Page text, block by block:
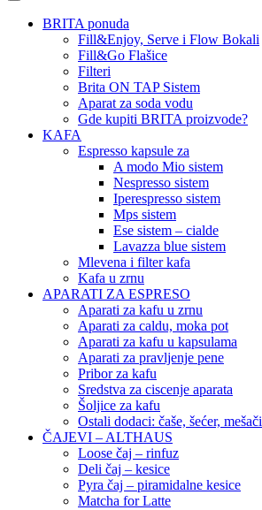
BRITA ponuda
Fill&Enjoy, Serve i Flow Bokali
Fill&Go Flašice
Filteri
Brita ON TAP Sistem
Aparat za soda vodu
Gde kupiti BRITA proizvode?
KAFA
Espresso kapsule za
A modo Mio sistem
Nespresso sistem
Iperespresso sistem
Mps sistem
Ese sistem – cialde
Lavazza blue sistem
Mlevena i filter kafa
Kafa u zrnu
APARATI ZA ESPRESO
Aparati za kafu u zrnu
Aparati za caldu, moka pot
Aparati za kafu u kapsulama
Aparati za pravljenje pene
Pribor za kafu
Sredstva za ciscenje aparata
Šoljice za kafu
Ostali dodaci: čaše, šećer, mešači
ČAJEVI – ALTHAUS
Loose čaj – rinfuz
Deli čaj – kesice
Pyra čaj – piramidalne kesice
Matcha for Latte